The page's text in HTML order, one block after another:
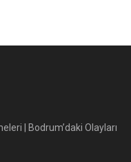
| Bodrum’daki Olayları